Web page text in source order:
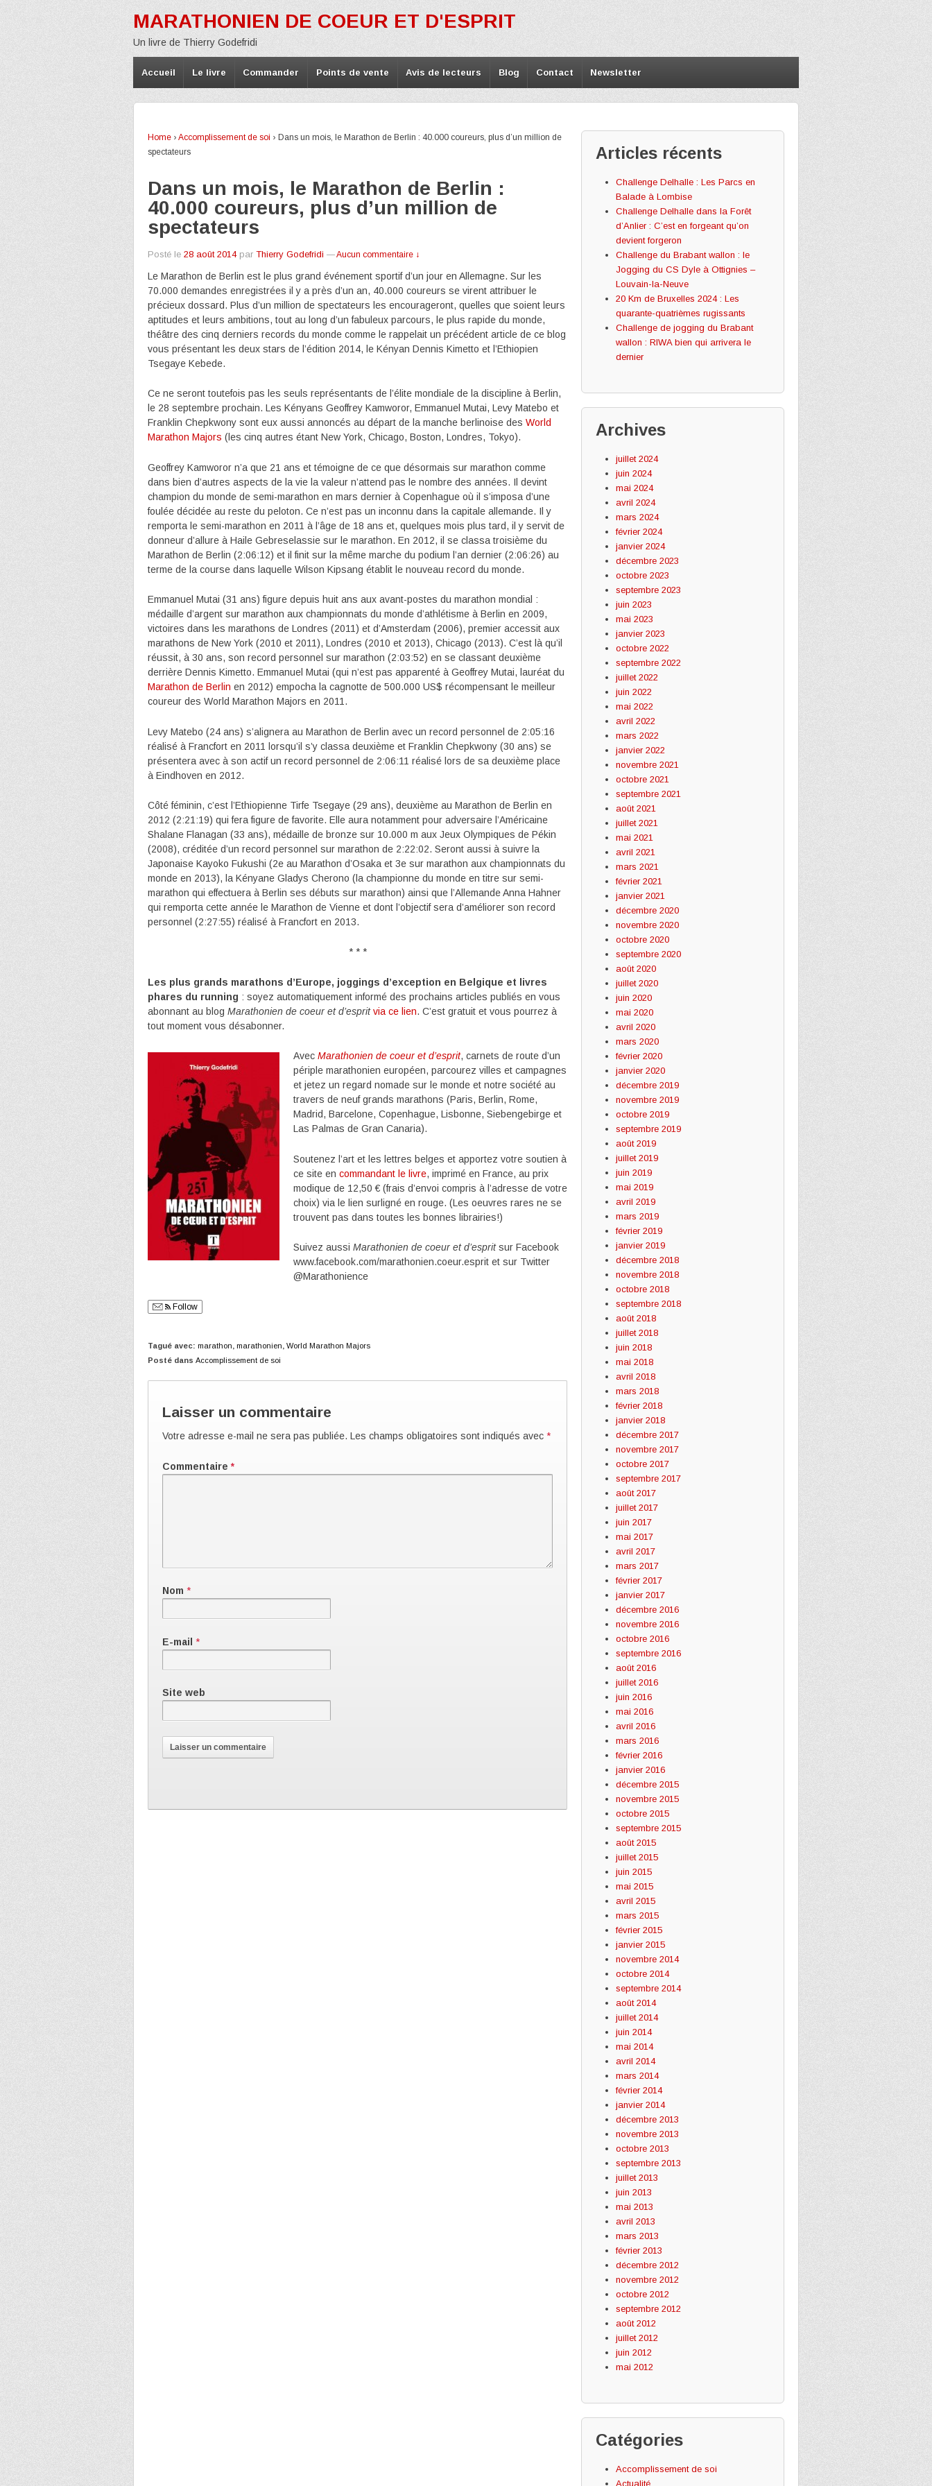
MARATHONIEN DE COEUR ET D'ESPRIT
Un livre de Thierry Godefridi
Accueil Le livre Commander Points de vente Avis de lecteurs Blog Contact Newsletter
Home › Accomplissement de soi › Dans un mois, le Marathon de Berlin : 40.000 coureurs, plus d’un million de
spectateurs
Dans un mois, le Marathon de Berlin :
40.000 coureurs, plus d’un million de
spectateurs
Posté le 28 août 2014par Thierry Godefridi —Aucun commentaire ↓
Le Marathon de Berlin est le plus grand événement sportif d’un jour en Allemagne. Sur les
70.000 demandes enregistrées il y a près d’un an, 40.000 coureurs se virent attribuer le
précieux dossard. Plus d’un million de spectateurs les encourageront, quelles que soient leurs
aptitudes et leurs ambitions, tout au long d’un fabuleux parcours, le plus rapide du monde,
théâtre des cinq derniers records du monde comme le rappelait un précédent article de ce blog
vous présentant les deux stars de l’édition 2014, le Kényan Dennis Kimetto et l’Ethiopien
Tsegaye Kebede.
Ce ne seront toutefois pas les seuls représentants de l’élite mondiale de la discipline à Berlin,
le 28 septembre prochain. Les Kényans Geoffrey Kamworor, Emmanuel Mutai, Levy Matebo et
Franklin Chepkwony sont eux aussi annoncés au départ de la manche berlinoise des World
Marathon Majors (les cinq autres étant New York, Chicago, Boston, Londres, Tokyo).
Geoffrey Kamworor n’a que 21 ans et témoigne de ce que désormais sur marathon comme
dans bien d’autres aspects de la vie la valeur n’attend pas le nombre des années. Il devint
champion du monde de semi-marathon en mars dernier à Copenhague où il s’imposa d’une
foulée décidée au reste du peloton. Ce n’est pas un inconnu dans la capitale allemande. Il y
remporta le semi-marathon en 2011 à l’âge de 18 ans et, quelques mois plus tard, il y servit de
donneur d’allure à Haile Gebreselassie sur le marathon. En 2012, il se classa troisième du
Marathon de Berlin (2:06:12) et il finit sur la même marche du podium l’an dernier (2:06:26) au
terme de la course dans laquelle Wilson Kipsang établit le nouveau record du monde.
Emmanuel Mutai (31 ans) figure depuis huit ans aux avant-postes du marathon mondial :
médaille d’argent sur marathon aux championnats du monde d’athlétisme à Berlin en 2009,
victoires dans les marathons de Londres (2011) et d’Amsterdam (2006), premier accessit aux
marathons de New York (2010 et 2011), Londres (2010 et 2013), Chicago (2013). C’est là qu’il
réussit, à 30 ans, son record personnel sur marathon (2:03:52) en se classant deuxième
derrière Dennis Kimetto. Emmanuel Mutai (qui n’est pas apparenté à Geoffrey Mutai, lauréat du
Marathon de Berlin en 2012) empocha la cagnotte de 500.000 US$ récompensant le meilleur
coureur des World Marathon Majors en 2011.
Levy Matebo (24 ans) s’alignera au Marathon de Berlin avec un record personnel de 2:05:16
réalisé à Francfort en 2011 lorsqu’il s’y classa deuxième et Franklin Chepkwony (30 ans) se
présentera avec à son actif un record personnel de 2:06:11 réalisé lors de sa deuxième place
à Eindhoven en 2012.
Côté féminin, c’est l’Ethiopienne Tirfe Tsegaye (29 ans), deuxième au Marathon de Berlin en
2012 (2:21:19) qui fera figure de favorite. Elle aura notamment pour adversaire l’Américaine
Shalane Flanagan (33 ans), médaille de bronze sur 10.000 m aux Jeux Olympiques de Pékin
(2008), créditée d’un record personnel sur marathon de 2:22:02. Seront aussi à suivre la
Japonaise Kayoko Fukushi (2e au Marathon d’Osaka et 3e sur marathon aux championnats du
monde en 2013), la Kényane Gladys Cherono (la championne du monde en titre sur semi-
marathon qui effectuera à Berlin ses débuts sur marathon) ainsi que l’Allemande Anna Hahner
qui remporta cette année le Marathon de Vienne et dont l’objectif sera d’améliorer son record
personnel (2:27:55) réalisé à Francfort en 2013.
* * *
Les plus grands marathons d’Europe, joggings d’exception en Belgique et livres
phares du running : soyez automatiquement informé des prochains articles publiés en vous
abonnant au blog Marathonien de coeur et d’esprit via ce lien. C’est gratuit et vous pourrez à
tout moment vous désabonner.
Avec Marathonien de coeur et d’esprit, carnets de route d’un
périple marathonien européen, parcourez villes et campagnes
et jetez un regard nomade sur le monde et notre société au
travers de neuf grands marathons (Paris, Berlin, Rome,
Madrid, Barcelone, Copenhague, Lisbonne, Siebengebirge et
Las Palmas de Gran Canaria).
Soutenez l’art et les lettres belges et apportez votre soutien à
ce site en commandant le livre, imprimé en France, au prix
modique de 12,50 € (frais d’envoi compris à l’adresse de votre
choix) via le lien surligné en rouge. (Les oeuvres rares ne se
trouvent pas dans toutes les bonnes librairies!)
Suivez aussi Marathonien de coeur et d’espritsur Facebook
www.facebook.com/marathonien.coeur.esprit et sur Twitter
@Marathonience
Follow
Tagué avec: marathon marathonien World Marathon Majors
Posté dans Accomplissement de soi
Laisser un commentaire
Votre adresse e-mail ne sera pas publiée. Les champs obligatoires sont indiqués avec *
Commentaire *
Nom *
E-mail *
Site web
Articles récents
Challenge Delhalle : Les Parcs en
Balade à Lombise
Challenge Delhalle dans la Forêt
d’Anlier : C’est en forgeant qu’on
devient forgeron
Challenge du Brabant wallon : le
Jogging du CS Dyle à Ottignies –
Louvain-la-Neuve
20 Km de Bruxelles 2024 : Les
quarante-quatrièmes rugissants
Challenge de jogging du Brabant
wallon : RIWA bien qui arrivera le
dernier
Archives
juillet 2024
juin 2024
mai 2024
avril 2024
mars 2024
février 2024
janvier 2024
décembre 2023
octobre 2023
septembre 2023
juin 2023
mai 2023
janvier 2023
octobre 2022
septembre 2022
juillet 2022
juin 2022
mai 2022
avril 2022
mars 2022
janvier 2022
novembre 2021
octobre 2021
septembre 2021
août 2021
juillet 2021
mai 2021
avril 2021
mars 2021
février 2021
janvier 2021
décembre 2020
novembre 2020
octobre 2020
septembre 2020
août 2020
juillet 2020
juin 2020
mai 2020
avril 2020
mars 2020
février 2020
janvier 2020
décembre 2019
novembre 2019
octobre 2019
septembre 2019
août 2019
juillet 2019
juin 2019
mai 2019
avril 2019
mars 2019
février 2019
janvier 2019
décembre 2018
novembre 2018
octobre 2018
septembre 2018
août 2018
juillet 2018
juin 2018
mai 2018
avril 2018
mars 2018
février 2018
janvier 2018
décembre 2017
novembre 2017
octobre 2017
septembre 2017
août 2017
juillet 2017
juin 2017
mai 2017
avril 2017
mars 2017
février 2017
janvier 2017
décembre 2016
novembre 2016
octobre 2016
septembre 2016
août 2016
juillet 2016
juin 2016
mai 2016
avril 2016
mars 2016
février 2016
janvier 2016
décembre 2015
novembre 2015
octobre 2015
septembre 2015
août 2015
juillet 2015
juin 2015
mai 2015
avril 2015
mars 2015
février 2015
janvier 2015
novembre 2014
octobre 2014
septembre 2014
août 2014
juillet 2014
juin 2014
mai 2014
avril 2014
mars 2014
février 2014
janvier 2014
décembre 2013
novembre 2013
octobre 2013
septembre 2013
juillet 2013
juin 2013
mai 2013
avril 2013
mars 2013
février 2013
décembre 2012
novembre 2012
octobre 2012
septembre 2012
août 2012
juillet 2012
juin 2012
mai 2012
Catégories
Accomplissement de soi
Actualité